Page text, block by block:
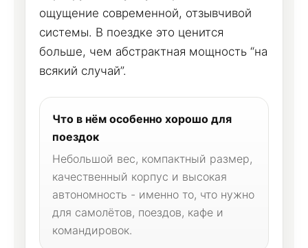
ощущение современной, отзывчивой
системы. В поездке это ценится
больше, чем абстрактная мощность “на
всякий случай”.
Что в нём особенно хорошо для
поездок
Небольшой вес, компактный размер,
качественный корпус и высокая
автономность - именно то, что нужно
для самолётов, поездов, кафе и
командировок.